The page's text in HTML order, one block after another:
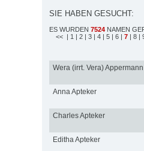
SIE HABEN GESUCHT:
ES WURDEN 7524 NAMEN
<< | 1 | 2 | 3 | 4 | 5 | 6 | 7 | 8 |
Wera (irrt. Vera) Appermann
Anna Apteker
Charles Apteker
Editha Apteker